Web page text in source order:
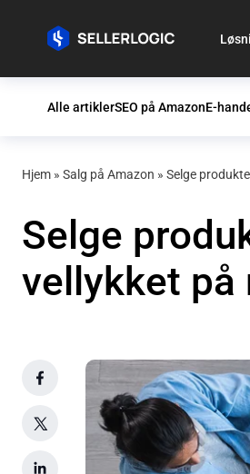
Alle artiklerSEO på AmazonE-
Hjem » Salg på Amazon » Selge
Selge
vellykket på